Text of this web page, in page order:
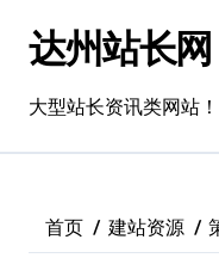
达州站长网
大型站长资讯类网站
首页 建站资源